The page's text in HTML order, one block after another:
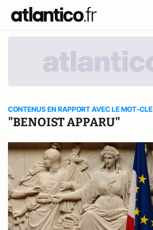
CONTENUS EN RAPPORT AVEC LE MOT-CLE
"BENOIST APPARU"